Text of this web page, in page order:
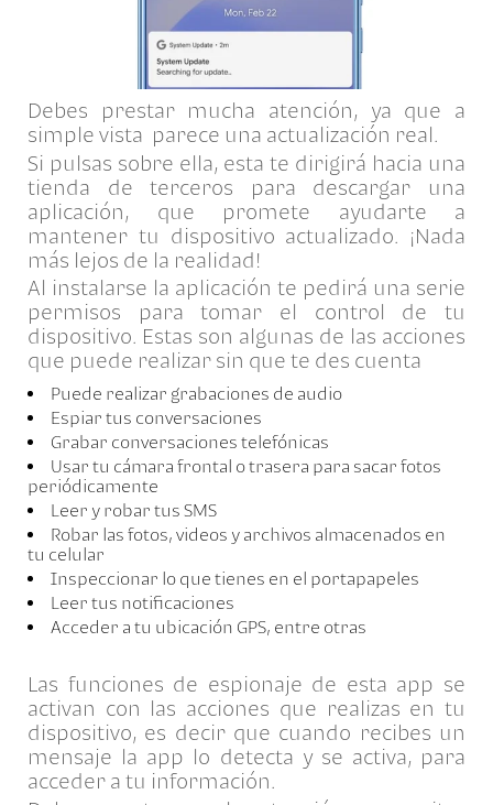
Debes prestar mucha atención, ya que a
simple vista parece una actualización real.
Si pulsas sobre ella, esta te dirigirá hacia una
tienda de terceros para descargar una
aplicación, que promete ayudarte a
mantener tu dispositivo actualizado. ¡Nada
más lejos de la realidad!
Al instalarse la aplicación te pedirá una serie
permisos para tomar el control de tu
dispositivo. Estas son algunas de las acciones
que puede realizar sin que te des cuenta
Puede realizar grabaciones de audio
Espiar tus conversaciones
Grabar conversaciones telefónicas
Usar tu cámara frontal o trasera para sacar fotos
periódicamente
Leer y robar tus SMS
Robar las fotos, videos y archivos almacenados en
tu celular
Inspeccionar lo que tienes en el portapapeles
Leer tus notificaciones
Acceder a tu ubicación GPS, entre otras
Las funciones de espionaje de esta app se
activan con las acciones que realizas en tu
dispositivo, es decir que cuando recibes un
mensaje la app lo detecta y se activa, para
acceder a tu información.